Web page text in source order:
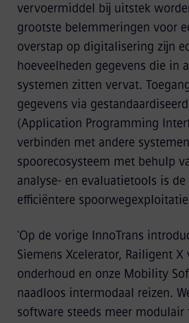
vervoermiddel bij uitstek
grootste belemmeringen voor
overstap op digitalisering zijn
hoeveelheden gegevens die in
systemen zitten vervat.
gegevens via
(Application Programming
verbinden met andere
spoorecosysteem met behulp
analyse- en evaluatietools is
efficiëntere
'Op de vorige InnoTrans
Siemens Xcelerator, Railigent X
onderhoud en onze Mobility
naadloos intermodaal reizen.
software steeds meer modulair